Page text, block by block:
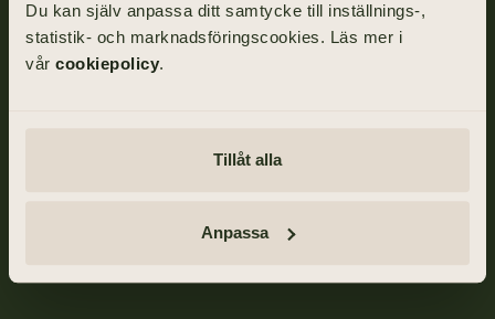
Du kan själv anpassa ditt samtycke till inställnings-,
statistik- och marknadsföringscookies. Läs mer i
vår cookiepolicy.
Tillåt alla
Anpassa
TILL STARTSIDAN